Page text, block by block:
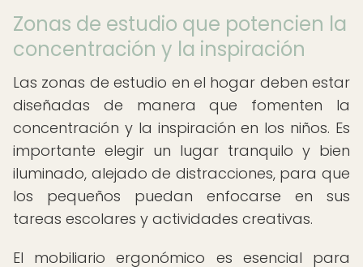
Zonas de estudio que potencien la
concentración y la inspiración
Las zonas de estudio en el hogar deben estar
diseñadas de manera que fomenten la
concentración y la inspiración en los niños. Es
importante elegir un lugar tranquilo y bien
iluminado, alejado de distracciones, para que
los pequeños puedan enfocarse en sus
tareas escolares y actividades creativas.
El mobiliario ergonómico es esencial para